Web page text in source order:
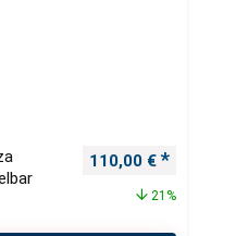
Ursprünglicher
110,00 €
21%